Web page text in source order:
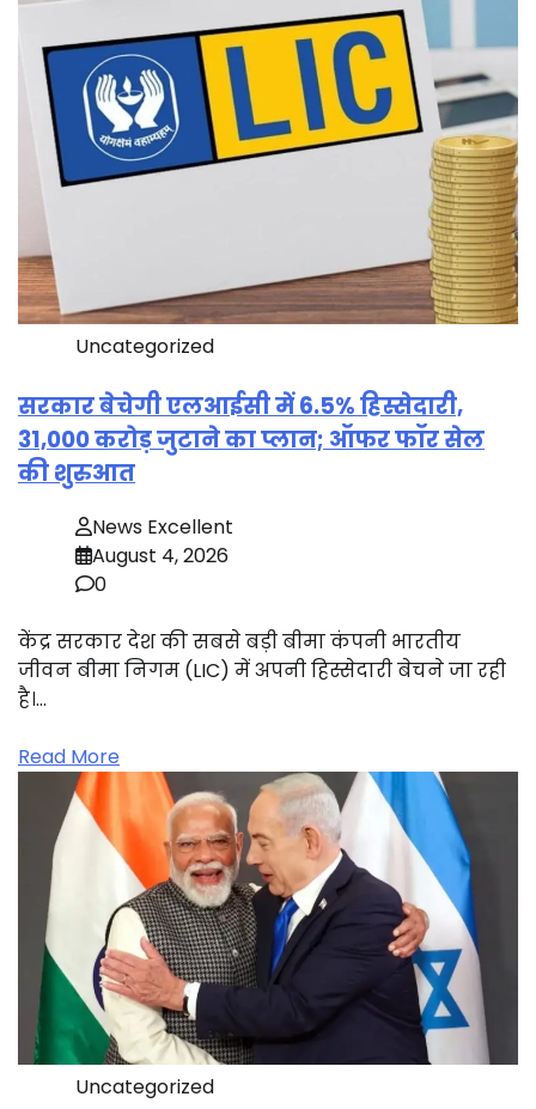
Uncategorized
सरकार बेचेगी एलआईसी में 6.5% हिस्सेदारी,
31,000 करोड़ जुटाने का प्लान; ऑफर फॉर सेल
की शुरुआत
News Excellent
August 4, 2026
0
केंद्र सरकार देश की सबसे बड़ी बीमा कंपनी भारतीय
जीवन बीमा निगम (LIC) में अपनी हिस्सेदारी बेचने जा रही
है।…
Read More
Uncategorized